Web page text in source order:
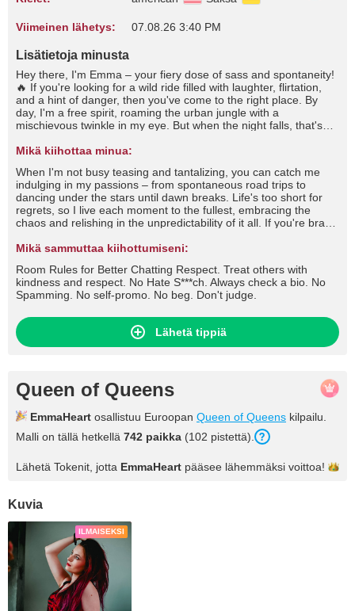
Viimeinen lähetys: 07.08.26 3:40 PM
Lisätietoja minusta
Hey there, I'm Emma – your fiery dose of sass and spontaneity!
🔥 If you're looking for a wild ride filled with laughter, flirtation,
and a hint of danger, then you've come to the right place. By
day, I'm a free spirit, roaming the urban jungle with a
mischievous twinkle in my eye. But when the night falls, that's
party, stirring up trouble with a wicked grin and a quick wit that'll
whether it's flirting shamelessly across the bar or engaging in a
battle of wits that'll leave us both breathless. But don't mistake
my playful nature for shallowness; beneath the surface lies a
depth that few dare to explore.
Mikä kiihottaa minua:
When I'm not busy teasing and tantalizing, you can catch me
indulging in my passions – from spontaneous road trips to
dancing under the stars until dawn breaks. Life's too short for
regrets, so I live each moment to the fullest, embracing the
chaos and relishing in the unpredictability of it all. If you're brave
banter with wit of your own, then let's see where this electrifying
day is an adventure worth savoring. 💋 #tease #flirt #seduce
#roleplay #dirtytalk #foot #footfetish #footjob #stockings #nylons
#fishnets #highheels #lingerie #cameltoe #fetish #joi #cfnm #cbt
Mikä sammuttaa kiihottumiseni:
Room Rules for Better Chatting Respect. Treat others with
kindness and respect. No Hate S***ch. Always check a bio. No
Spamming. No self-promo. No beg. Don't judge.
Lähetä tippiä
Queen of Queens
EmmaHeart osallistuu Euroopan Queen of Queens kilpailu.
Malli on tällä hetkellä 742 paikka (102 pistettä).
Lähetä Tokenit, jotta EmmaHeart pääsee lähemmäksi voittoa!
Kuvia
ILMAISEKSI